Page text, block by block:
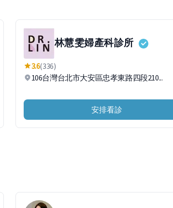
林慧雯婦產科診所
3.6(336)
106台灣台北市大安區忠孝東路四段210...
安排看診